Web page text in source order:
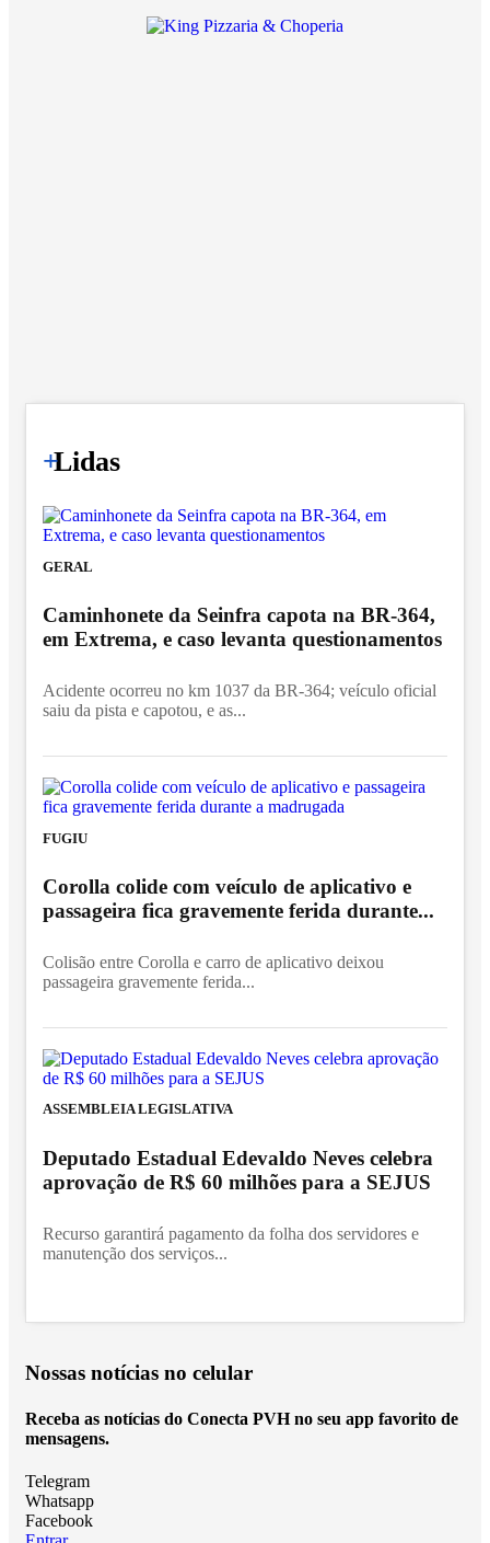
+
Lidas
GERAL
Caminhonete da Seinfra capota na BR-364,
em Extrema, e caso levanta questionamentos
Acidente ocorreu no km 1037 da BR-364; veículo oficial
saiu da pista e capotou, e as...
FUGIU
Corolla colide com veículo de aplicativo e
passageira fica gravemente ferida durante...
Colisão entre Corolla e carro de aplicativo deixou
passageira gravemente ferida...
ASSEMBLEIA LEGISLATIVA
Deputado Estadual Edevaldo Neves celebra
aprovação de R$ 60 milhões para a SEJUS
Recurso garantirá pagamento da folha dos servidores e
manutenção dos serviços...
Nossas notícias no celular
Receba as notícias do Conecta PVH no seu app favorito de
mensagens.
Telegram
Whatsapp
Facebook